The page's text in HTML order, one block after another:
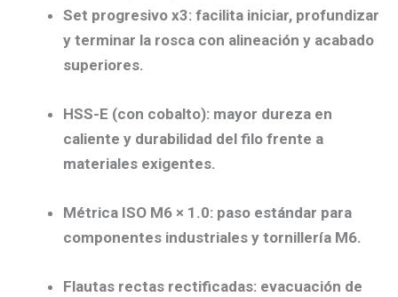
Set progresivo x3: facilita iniciar, profundizar
y terminar la rosca con alineación y acabado
superiores.
HSS-E (con cobalto): mayor dureza en
caliente y durabilidad del filo frente a
materiales exigentes.
Métrica ISO M6 × 1.0: paso estándar para
componentes industriales y tornillería M6.
Flautas rectas rectificadas: evacuación de